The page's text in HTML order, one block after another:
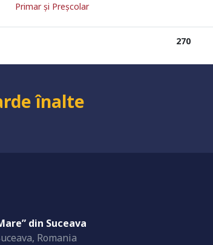
Primar şi Preşcolar
270
ridicat
înalte
din Suceava
Romania